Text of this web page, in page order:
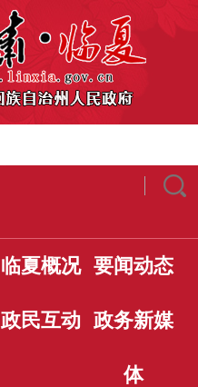
临夏概况 要闻动态
政民互动 政务新媒
体